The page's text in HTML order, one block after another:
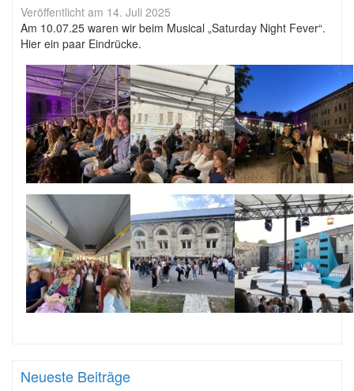
Veröffentlicht am 14. Juli 2025
Am 10.07.25 waren wir beim Musical „Saturday Night Fever“.
Hier ein paar Eindrücke.
Neueste Beiträge